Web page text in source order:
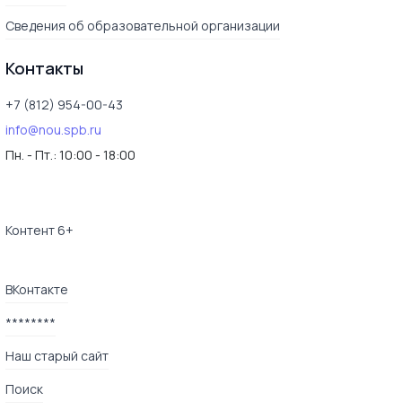
Сведения об образовательной организации
Контакты
+7 (812) 954-00-43
info@nou.spb.ru
Пн. - Пт.: 10:00 - 18:00
Контент 6+
ВКонтакте
********
Наш старый сайт
Поиск